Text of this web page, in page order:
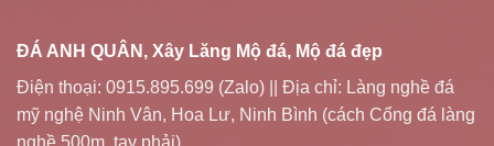
ĐÁ ANH QUÂN, Xây Lăng Mộ đá, Mộ đá đẹp
Điện thoại: 0915.895.699 (Zalo) || Địa chỉ: Làng nghề đá
mỹ nghệ Ninh Vân, Hoa Lư, Ninh Bình (cách Cổng đá làng